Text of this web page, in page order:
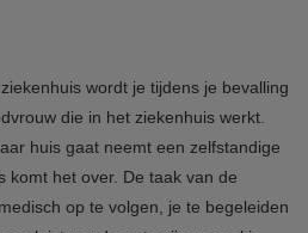
wordt je tijdens je bevalling
die in het ziekenhuis werkt.
huis gaat neemt een zelfstandige
komt het over. De taak van de
op te volgen, je te begeleiden